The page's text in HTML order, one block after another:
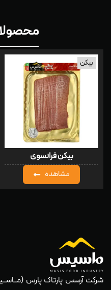
بیکن فرانسوی
مشاهده
بیکن
شرکت آرسس پارتاک پارس